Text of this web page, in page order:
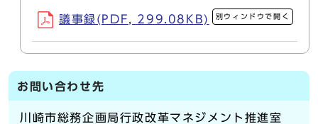
議事録(PDF, 299.08KB) 別ウィンドウで開く
お問い合わせ先
川崎市総務企画局行政改革マネジメント推進室